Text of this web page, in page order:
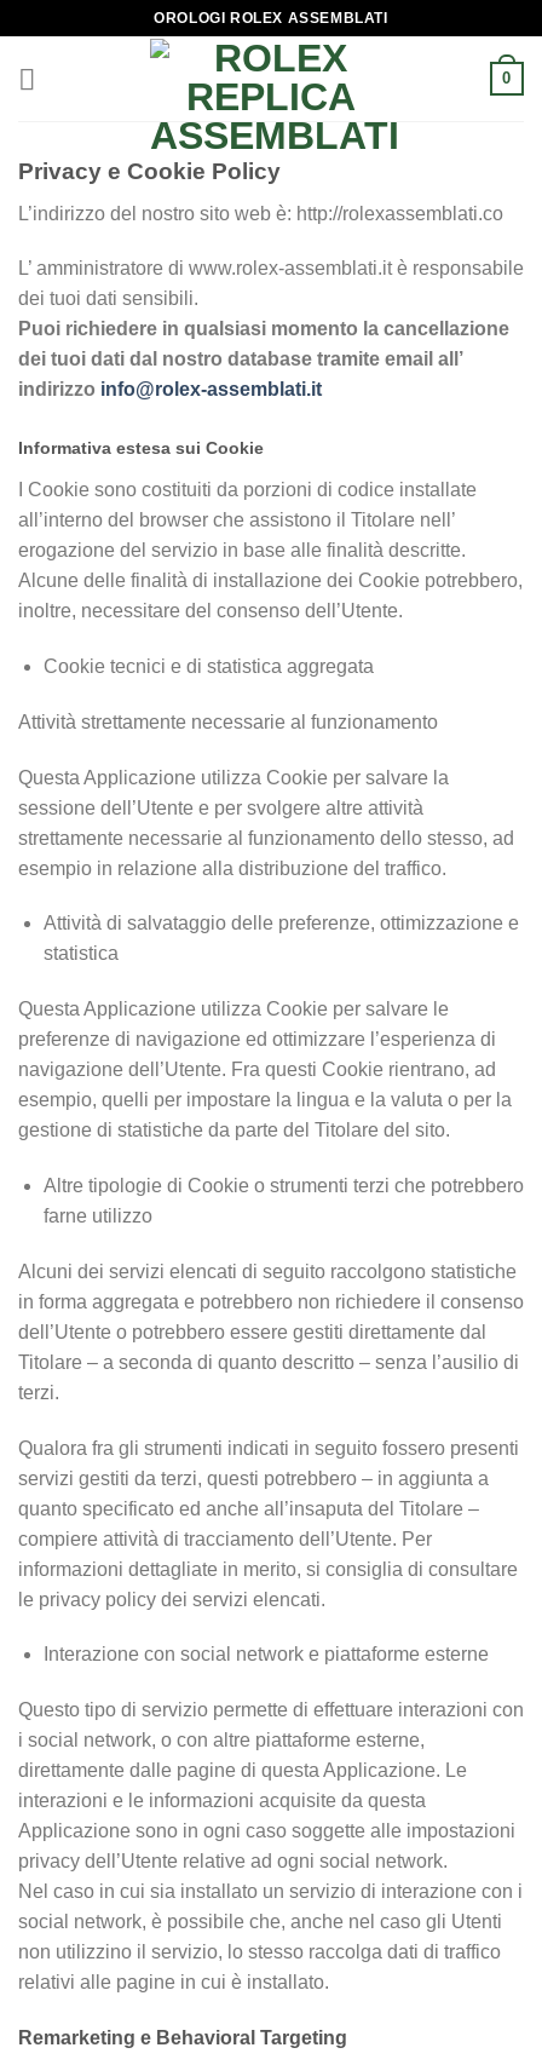
content
OROLOGI ROLEX ASSEMBLATI
0
Privacy e Cookie Policy
L’indirizzo del nostro sito web è: http://rolexassemblati.co
L’ amministratore di www.rolex-assemblati.it è responsabile
dei tuoi dati sensibili.
Puoi richiedere in qualsiasi momento la cancellazione
dei tuoi dati dal nostro database tramite email all’
indirizzo info@rolex-assemblati.it
Informativa estesa sui Cookie
I Cookie sono costituiti da porzioni di codice installate
all’interno del browser che assistono il Titolare nell’
erogazione del servizio in base alle finalità descritte.
Alcune delle finalità di installazione dei Cookie potrebbero,
inoltre, necessitare del consenso dell’Utente.
Cookie tecnici e di statistica aggregata
Attività strettamente necessarie al funzionamento
Questa Applicazione utilizza Cookie per salvare la
sessione dell’Utente e per svolgere altre attività
strettamente necessarie al funzionamento dello stesso, ad
esempio in relazione alla distribuzione del traffico.
Attività di salvataggio delle preferenze, ottimizzazione e
statistica
Questa Applicazione utilizza Cookie per salvare le
preferenze di navigazione ed ottimizzare l’esperienza di
navigazione dell’Utente. Fra questi Cookie rientrano, ad
esempio, quelli per impostare la lingua e la valuta o per la
gestione di statistiche da parte del Titolare del sito.
Altre tipologie di Cookie o strumenti terzi che potrebbero
farne utilizzo
Alcuni dei servizi elencati di seguito raccolgono statistiche
in forma aggregata e potrebbero non richiedere il consenso
dell’Utente o potrebbero essere gestiti direttamente dal
Titolare – a seconda di quanto descritto – senza l’ausilio di
terzi.
Qualora fra gli strumenti indicati in seguito fossero presenti
servizi gestiti da terzi, questi potrebbero – in aggiunta a
quanto specificato ed anche all’insaputa del Titolare –
compiere attività di tracciamento dell’Utente. Per
informazioni dettagliate in merito, si consiglia di consultare
le privacy policy dei servizi elencati.
Interazione con social network e piattaforme esterne
Questo tipo di servizio permette di effettuare interazioni con
i social network, o con altre piattaforme esterne,
direttamente dalle pagine di questa Applicazione. Le
interazioni e le informazioni acquisite da questa
Applicazione sono in ogni caso soggette alle impostazioni
privacy dell’Utente relative ad ogni social network.
Nel caso in cui sia installato un servizio di interazione con i
social network, è possibile che, anche nel caso gli Utenti
non utilizzino il servizio, lo stesso raccolga dati di traffico
relativi alle pagine in cui è installato.
Remarketing e Behavioral Targeting